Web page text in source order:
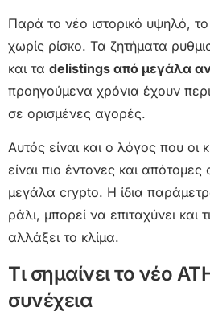
Παρά το νέο ιστορικό υψηλό,
χωρίς ρίσκο. Τα ζητήματα
και τα delistings από μεγάλα
προηγούμενα χρόνια έχουν
σε ορισμένες αγορές.
Αυτός είναι και ο λόγος που οι
είναι πιο έντονες και
μεγάλα crypto. Η ίδια
ράλι, μπορεί να επιταχύνει και
αλλάξει το κλίμα.
Τι σημαίνει το νέο
συνέχεια